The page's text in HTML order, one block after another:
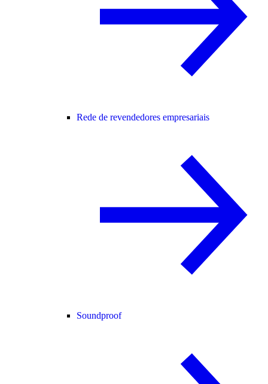
Rede de revendedores empresariais
Soundproof